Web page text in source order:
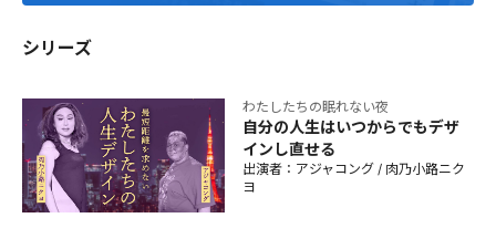
シリーズ
わたしたちの眠れない夜
自分の人生はいつからでもデザ
インし直せる
出演者： アジャコング/ 肉乃小路ニク
ヨ